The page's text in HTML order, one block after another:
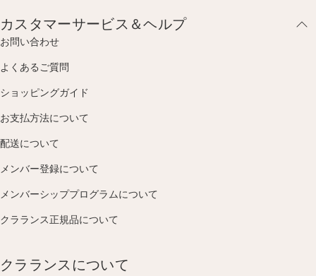
カスタマーサービス＆ヘルプ
お問い合わせ
よくあるご質問
ショッピングガイド
お支払方法について
配送について
メンバー登録について
メンバーシッププログラムについて
クラランス正規品について
クラランスについて